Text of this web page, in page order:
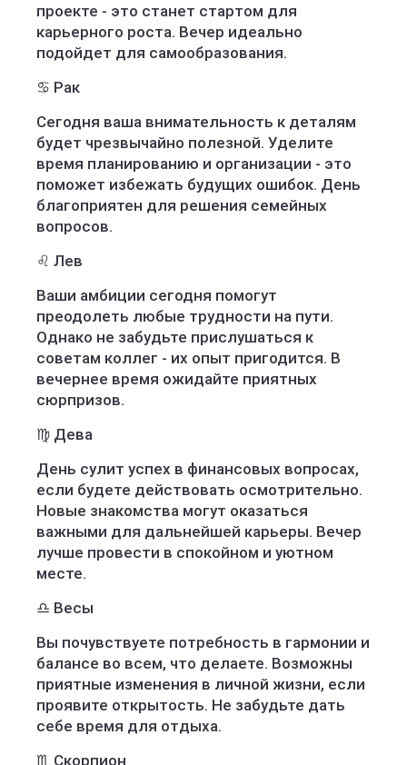
проекте - это станет стартом для
карьерного роста. Вечер идеально
подойдет для самообразования.
♋️ Рак
Сегодня ваша внимательность к деталям
будет чрезвычайно полезной. Уделите
время планированию и организации - это
поможет избежать будущих ошибок. День
благоприятен для решения семейных
вопросов.
♌️ Лев
Ваши амбиции сегодня помогут
преодолеть любые трудности на пути.
Однако не забудьте прислушаться к
советам коллег - их опыт пригодится. В
вечернее время ожидайте приятных
сюрпризов.
♍️ Дева
День сулит успех в финансовых вопросах,
если будете действовать осмотрительно.
Новые знакомства могут оказаться
важными для дальнейшей карьеры. Вечер
лучше провести в спокойном и уютном
месте.
♎️ Весы
Вы почувствуете потребность в гармонии и
балансе во всем, что делаете. Возможны
приятные изменения в личной жизни, если
проявите открытость. Не забудьте дать
себе время для отдыха.
♏️ Скорпион